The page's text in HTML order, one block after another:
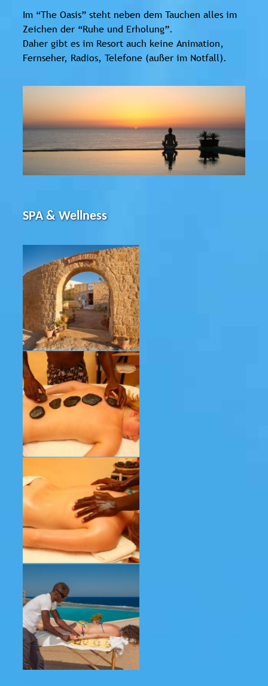
Im “The Oasis” steht neben dem Tauchen alles im
Zeichen der “Ruhe und Erholung”.
Daher gibt es im Resort auch keine Animation,
Fernseher, Radios, Telefone (außer im Notfall).
SPA & Wellness